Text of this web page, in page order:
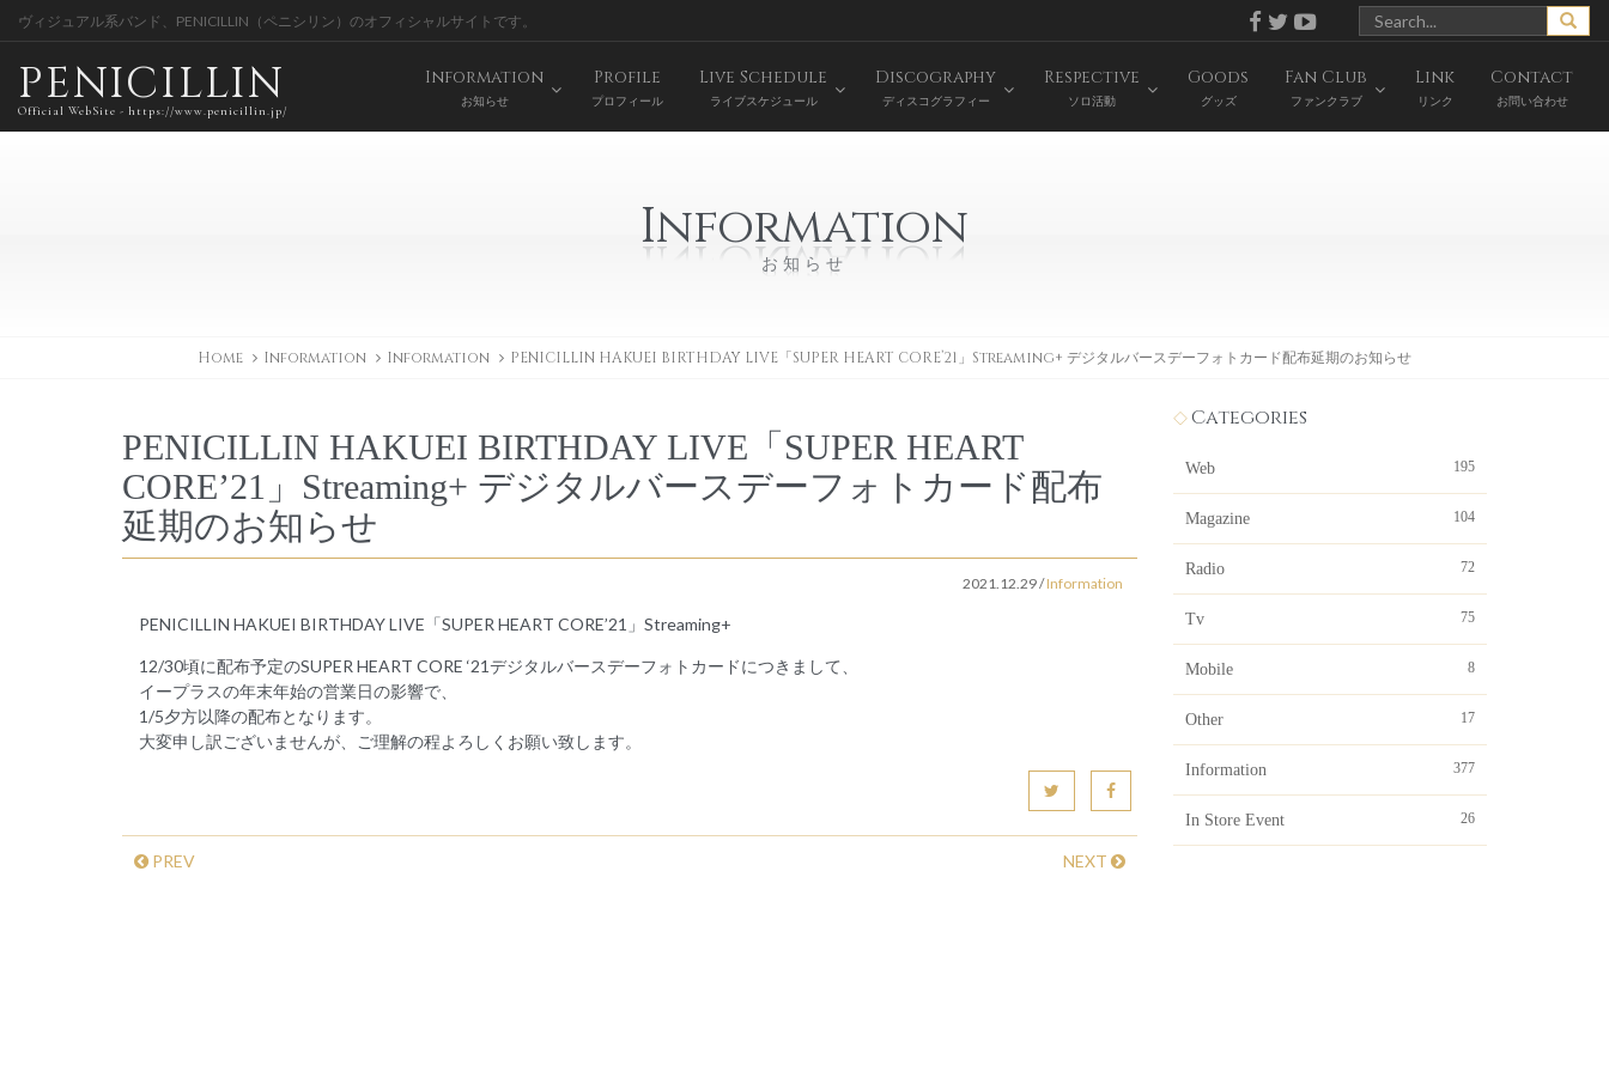
ヴィジュアル系バンド、PENICILLIN（ペニシリン）のオフィシャルサイトです。
PENICILLIN
Official WebSite - https://www.penicillin.jp/
Information
お知らせ
Profile
プロフィール
Live Schedule
ライブスケジュール
Discography
ディスコグラフィー
Respective
ソロ活動
Goods
グッズ
Fan Club
ファンクラブ
Link
リンク
Contact
お問い合わせ
Information
お知らせ
Home Information Information PENICILLIN HAKUEI BIRTHDAY LIVE「SUPER HEART CORE’21」Streaming+ デジタルバースデーフォトカード配布延期のお知らせ
PENICILLIN HAKUEI BIRTHDAY LIVE「SUPER HEART
CORE’21」Streaming+ デジタルバースデーフォトカード配布
延期のお知らせ
2021.12.29/Information
PENICILLIN HAKUEI BIRTHDAY LIVE「SUPER HEART CORE’21」Streaming+
12/30頃に配布予定のSUPER HEART CORE ‘21デジタルバースデーフォトカードにつきまして、
イープラスの年末年始の営業日の影響で、
1/5夕方以降の配布となります。
大変申し訳ございませんが、ご理解の程よろしくお願い致します。
PREV NEXT
Categories
Web 195
Magazine 104
Radio 72
Tv 75
Mobile 8
Other 17
Information 377
In Store Event 26